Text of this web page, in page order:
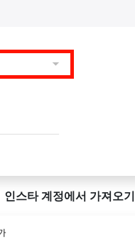
인스타 계정에서 가져오기